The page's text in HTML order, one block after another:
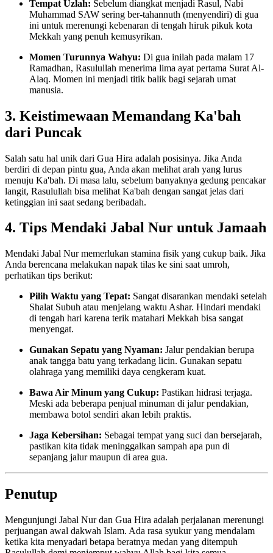
Tempat Uzlah: Sebelum diangkat menjadi Rasul, Nabi
Muhammad SAW sering ber-tahannuth (menyendiri) di gua
ini untuk merenungi kebenaran di tengah hiruk pikuk kota
Mekkah yang penuh kemusyrikan.
Momen Turunnya Wahyu: Di gua inilah pada malam 17
Ramadhan, Rasulullah menerima lima ayat pertama Surat Al-
Alaq. Momen ini menjadi titik balik bagi sejarah umat
manusia.
3. Keistimewaan Memandang Ka'bah
dari Puncak
Salah satu hal unik dari Gua Hira adalah posisinya. Jika Anda
berdiri di depan pintu gua, Anda akan melihat arah yang lurus
menuju Ka'bah. Di masa lalu, sebelum banyaknya gedung pencakar
langit, Rasulullah bisa melihat Ka'bah dengan sangat jelas dari
ketinggian ini saat sedang beribadah.
4. Tips Mendaki Jabal Nur untuk Jamaah
Mendaki Jabal Nur memerlukan stamina fisik yang cukup baik. Jika
Anda berencana melakukan napak tilas ke sini saat umroh,
perhatikan tips berikut:
Pilih Waktu yang Tepat: Sangat disarankan mendaki setelah
Shalat Subuh atau menjelang waktu Ashar. Hindari mendaki
di tengah hari karena terik matahari Mekkah bisa sangat
menyengat.
Gunakan Sepatu yang Nyaman: Jalur pendakian berupa
anak tangga batu yang terkadang licin. Gunakan sepatu
olahraga yang memiliki daya cengkeram kuat.
Bawa Air Minum yang Cukup: Pastikan hidrasi terjaga.
Meski ada beberapa penjual minuman di jalur pendakian,
membawa botol sendiri akan lebih praktis.
Jaga Kebersihan: Sebagai tempat yang suci dan bersejarah,
pastikan kita tidak meninggalkan sampah apa pun di
sepanjang jalur maupun di area gua.
Penutup
Mengunjungi Jabal Nur dan Gua Hira adalah perjalanan merenungi
perjuangan awal dakwah Islam. Ada rasa syukur yang mendalam
ketika kita menyadari betapa beratnya medan yang ditempuh